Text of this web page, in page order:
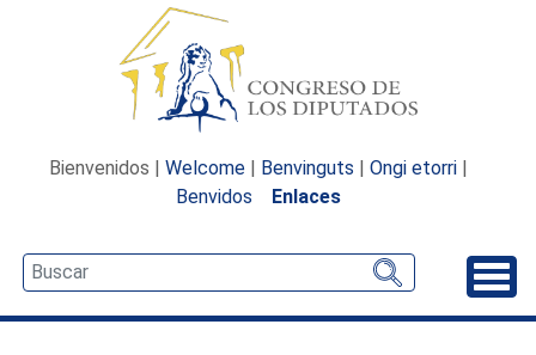
Bienvenidos | Welcome | Benvinguts | Ongi etorri |
Benvidos
Enlaces